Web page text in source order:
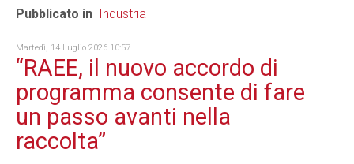
Pubblicato in
Industria
Martedì, 14 Luglio 2026 10:57
“RAEE, il nuovo accordo di
programma consente di fare
un passo avanti nella
raccolta”